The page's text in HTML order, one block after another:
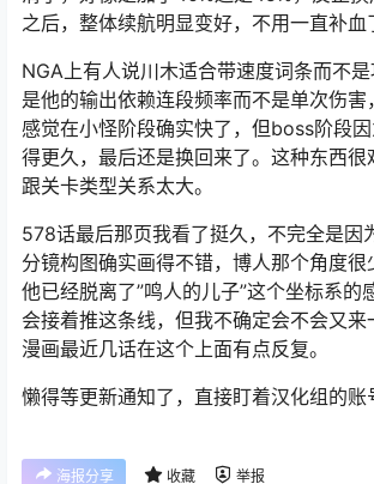
之后，整体续航明显变好，不用一直补血
NGA上有人说川木适合带速度词条而不
是他的输出依赖连段频率而不是单次伤害
感觉在小怪阶段确实快了，但boss阶段
得更久，最后还是换回来了。这种东西很
跟关卡类型关系太大。
578话最后那页我看了挺久，不完全是因
分镜构图确实画得不错，博人那个角度很
他已经脱离了”鸣人的儿子”这个坐标系的
会接着推这条线，但我不确定会不会又来
漫画最近几话在这个上面有点反复。
懒得等更新通知了，直接盯着汉化组的账
海报分享 收藏 举报